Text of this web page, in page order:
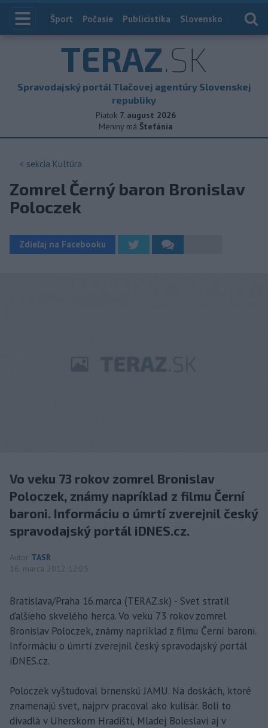
Index
Šport Počasie Publicistika Slovensko
TERAZ.SK
Spravodajský portál Tlačovej agentúry Slovenskej
republiky
Piatok 7. august 2026
Meniny má Štefánia
< sekcia Kultúra
Zomrel Černý baron Bronislav
Poloczek
Zdieľaj na Facebooku
Vo veku 73 rokov zomrel Bronislav
Poloczek, známy napríklad z filmu Černí
baroni. Informáciu o úmrtí zverejnil český
spravodajský portál iDNES.cz.
Autor TASR
16. marca 2012 12:05
Bratislava/Praha 16.marca (TERAZ.sk) - Svet stratil
ďalšieho skvelého herca. Vo veku 73 rokov zomrel
Bronislav Poloczek, známy napríklad z filmu Černí baroni.
Informáciu o úmrtí zverejnil český spravodajský portál
iDNES.cz.
Poloczek vyštudoval brnenskú JAMU. Na doskách, ktoré
znamenajú svet, najprv pracoval ako kulisár. Boli to
divadlá v Uherskom Hradišti, Mladej Boleslavi aj v